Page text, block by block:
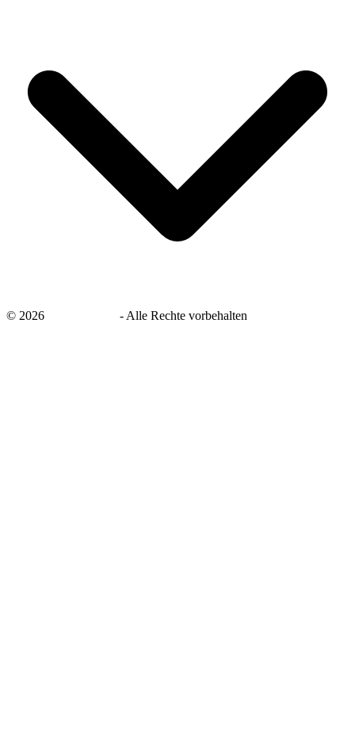
© 2026 - Alle Rechte vorbehalten